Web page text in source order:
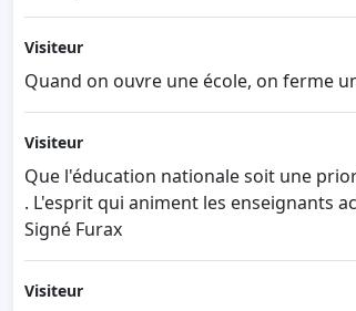
Visiteur
Quand on ouvre une école, on ferme
Visiteur
Que l'éducation nationale soit une
. L'esprit qui animent les enseignants
Signé Furax
Visiteur